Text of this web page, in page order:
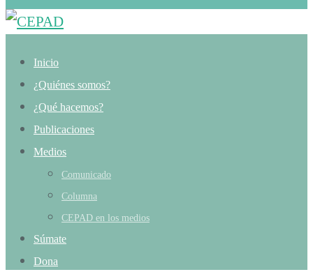
Inicio
¿Quiénes somos?
¿Qué hacemos?
Publicaciones
Medios
Comunicado
Columna
CEPAD en los medios
Súmate
Dona